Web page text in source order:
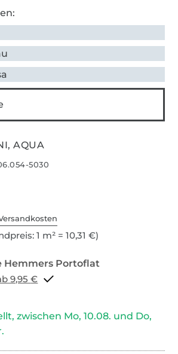
AQUA
5030
1 m² = 10,31 €)
Portoflat schon ab 9,95 €
zwischen Mo, 10.08. und Do,